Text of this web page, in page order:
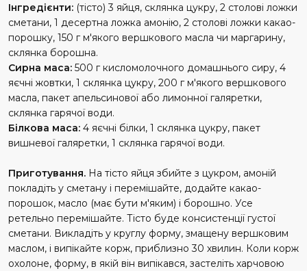
Інгредієнти: (тісто) 3 яйця, склянка цукру, 2 столові ложки
сметани, 1 десертна ложка амонію, 2 столові ложки какао-
порошку, 150 г м'якого вершкового масла чи маргарину,
склянка борошна.
Сирна маса: 500 г кисломолочного домашнього сиру, 4
яєчні жовтки, 1 склянка цукру, 200 г м'якого вершкового
масла, пакет апельсинової або лимонної галяретки,
склянка гарячої води.
Білкова маса: 4 яєчні білки, 1 склянка цукру, пакет
вишневої галяретки, 1 склянка гарячої води.
Приготування. На тісто яйця збийте з цукром, амоній
покладіть у сметану і перемішайте, додайте какао-
порошок, масло (має бути м'яким) і борошно. Усе
ретельно перемішайте. Тісто буде консистенції густої
сметани. Викладіть у круглу форму, змащену вершковим
маслом, і випікайте корж, приблизно 30 хвилин. Коли корж
охолоне, форму, в якій він випікався, застеліть харчовою